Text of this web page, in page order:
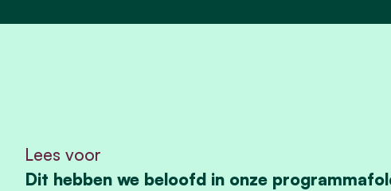
Lees voor
Dit hebben we beloofd in onze